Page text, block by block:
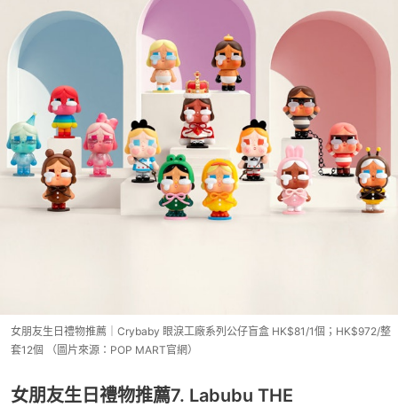
女朋友生日禮物推薦｜Crybaby 眼淚工廠系列公仔盲盒 HK$81/1個；HK$972/整
套12個 （圖片來源：POP MART官網）
女朋友生日禮物推薦7. Labubu THE